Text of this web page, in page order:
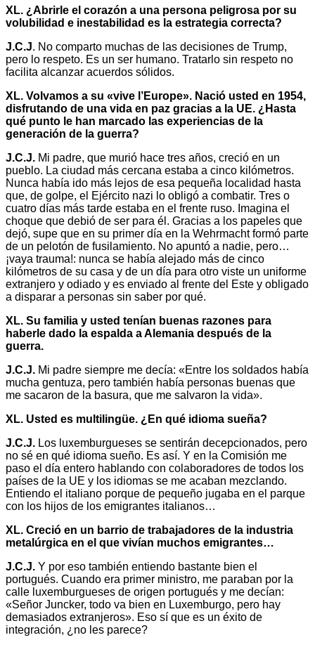
XL. ¿Abrirle el corazón a una persona peligrosa por su
volubilidad e inestabilidad es la estrategia correcta?
J.C.J. No comparto muchas de las decisiones de Trump,
pero lo respeto. Es un ser humano. Tratarlo sin respeto no
facilita alcanzar acuerdos sólidos.
XL. Volvamos a su «vive l’Europe». Nació usted en 1954,
disfrutando de una vida en paz gracias a la UE. ¿Hasta
qué punto le han marcado las experiencias de la
generación de la guerra?
J.C.J. Mi padre, que murió hace tres años, creció en un
pueblo. La ciudad más cercana estaba a cinco kilómetros.
Nunca había ido más lejos de esa pequeña localidad hasta
que, de golpe, el Ejército nazi lo obligó a combatir. Tres o
cuatro días más tarde estaba en el frente ruso. Imagina el
choque que debió de ser para él. Gracias a los papeles que
dejó, supe que en su primer día en la Wehrmacht formó parte
de un pelotón de fusilamiento. No apuntó a nadie, pero…
¡vaya trauma!: nunca se había alejado más de cinco
kilómetros de su casa y de un día para otro viste un uniforme
extranjero y odiado y es enviado al frente del Este y obligado
a disparar a personas sin saber por qué.
XL. Su familia y usted tenían buenas razones para
haberle dado la espalda a Alemania después de la
guerra.
J.C.J. Mi padre siempre me decía: «Entre los soldados había
mucha gentuza, pero también había personas buenas que
me sacaron de la basura, que me salvaron la vida».
XL. Usted es multilingüe. ¿En qué idioma sueña?
J.C.J. Los luxemburgueses se sentirán decepcionados, pero
no sé en qué idioma sueño. Es así. Y en la Comisión me
paso el día entero hablando con colaboradores de todos los
países de la UE y los idiomas se me acaban mezclando.
Entiendo el italiano porque de pequeño jugaba en el parque
con los hijos de los emigrantes italianos…
XL. Creció en un barrio de trabajadores de la industria
metalúrgica en el que vivían muchos emigrantes…
J.C.J. Y por eso también entiendo bastante bien el
portugués. Cuando era primer ministro, me paraban por la
calle luxemburgueses de origen portugués y me decían:
«Señor Juncker, todo va bien en Luxemburgo, pero hay
demasiados extranjeros». Eso sí que es un éxito de
integración, ¿no les parece?